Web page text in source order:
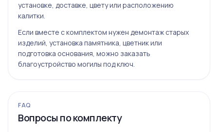
установке, доставке, цвету или расположению
калитки.
Если вместе с комплектом нужен демонтаж старых
изделий, установка памятника, цветник или
подготовка основания, можно заказать
благоустройство могилы под ключ.
FAQ
Вопросы по комплекту